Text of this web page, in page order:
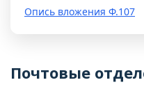
Опись вложения Ф.107
Почтовые